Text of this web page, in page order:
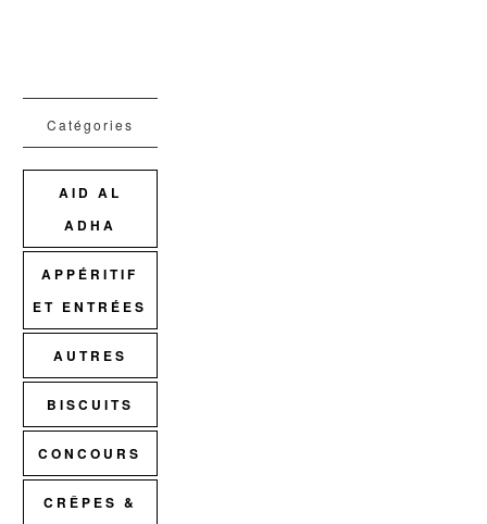
Catégories
AID AL
ADHA
APPÉRITIF
ET ENTRÉES
AUTRES
BISCUITS
CONCOURS
CRÊPES &